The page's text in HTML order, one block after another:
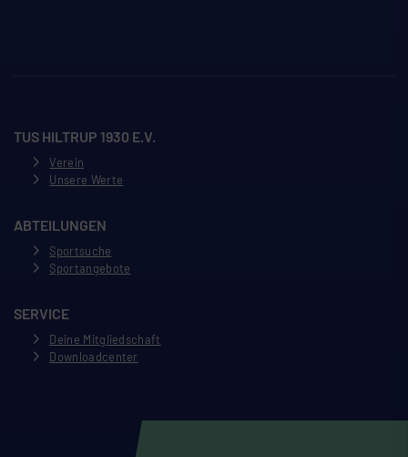
TUS HILTRUP 1930 E.V.
Verein
Unsere Werte
ABTEILUNGEN
Sportsuche
Sportangebote
SERVICE
Deine Mitgliedschaft
Downloadcenter